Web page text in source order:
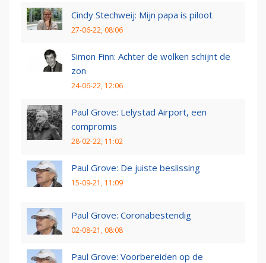
Cindy Stechweij: Mijn papa is piloot
27-06-22, 08:06
Simon Finn: Achter de wolken schijnt de
zon
24-06-22, 12:06
Paul Grove: Lelystad Airport, een
compromis
28-02-22, 11:02
Paul Grove: De juiste beslissing
15-09-21, 11:09
Paul Grove: Coronabestendig
02-08-21, 08:08
Paul Grove: Voorbereiden op de